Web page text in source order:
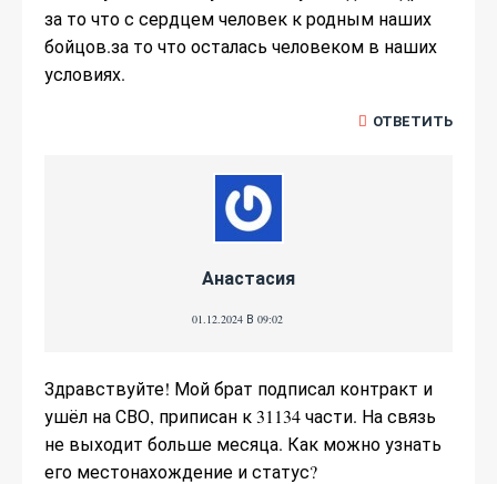
за то что с сердцем человек к родным наших
бойцов.за то что осталась человеком в наших
условиях.
ОТВЕТИТЬ
Анастасия
01.12.2024 В 09:02
Здравствуйте! Мой брат подписал контракт и
ушёл на СВО, приписан к 31134 части. На связь
не выходит больше месяца. Как можно узнать
его местонахождение и статус?